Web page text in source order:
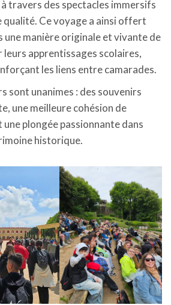
à travers des spectacles immersifs
qualité. Ce voyage a ainsi offert
une manière originale et vivante de
leurs apprentissages scolaires,
les liens entre camarades.
sont unanimes : des souvenirs
une meilleure cohésion de
une plongée passionnante dans
historique.